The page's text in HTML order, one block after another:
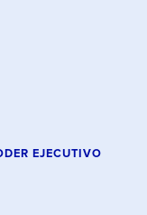
EJECUTIVO